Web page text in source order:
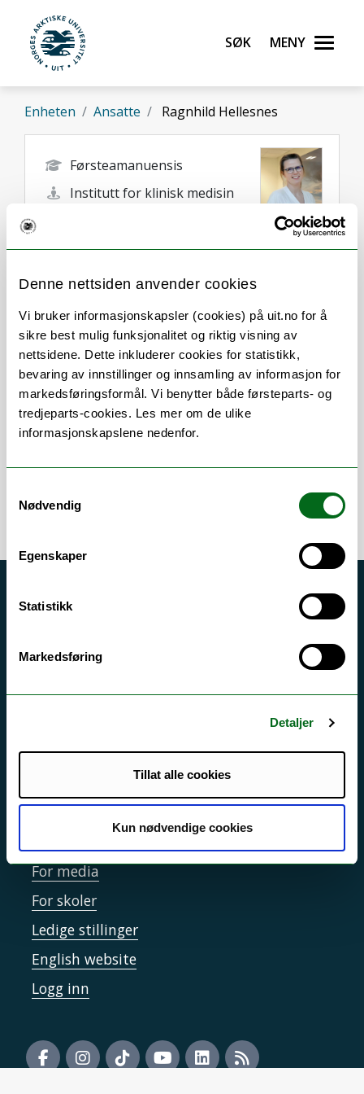
Denne nettsiden anvender cookies
Vi bruker informasjonskapsler (cookies) på uit.no for å
sikre best mulig funksjonalitet og riktig visning av
nettsidene. Dette inkluderer cookies for statistikk,
bevaring av innstillinger og innsamling av informasjon for
markedsføringsformål. Vi benytter både førsteparts- og
tredjeparts-cookies. Les mer om de ulike
informasjonskapslene nedenfor.
Nødvendig
Egenskaper
Statistikk
Markedsføring
Detaljer
Tillat alle cookies
Kun nødvendige cookies
Gå til hovedinnhold
UiT Norges arktiske universitet
Søk Meny
Enheten Ansatte Ragnhild Hellesnes
Førsteamanuensis
Institutt for klinisk medisin
Tromsø
Om
Forskning og undervisning
Publikasjoner
Akutt hjelp
Driftsmeldinger
Sikkerhet, beredskap og personvern
Tilgjengelighetserklæring
For media
For skoler
Ledige stillinger
English website
Logg inn